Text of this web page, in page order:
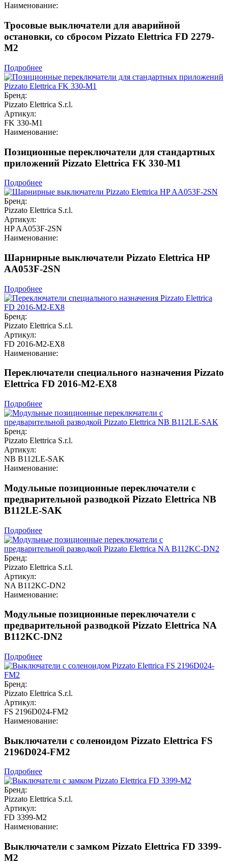
Наименование:
Тросовые выключатели для аварийной
остановки, со сбросом Pizzato Elettrica FD 2279-
M2
Подробнее
Бренд:
Pizzato Elettrica S.r.l.
Артикул:
FK 330-M1
Наименование:
Позиционные переключатели для стандартных
приложений Pizzato Elettrica FK 330-M1
Подробнее
Бренд:
Pizzato Elettrica S.r.l.
Артикул:
HP AA053F-2SN
Наименование:
Шарнирные выключатели Pizzato Elettrica HP
AA053F-2SN
Подробнее
Бренд:
Pizzato Elettrica S.r.l.
Артикул:
FD 2016-M2-EX8
Наименование:
Переключатели специального назначения Pizzato
Elettrica FD 2016-M2-EX8
Подробнее
Бренд:
Pizzato Elettrica S.r.l.
Артикул:
NB B112LE-SAK
Наименование:
Модульные позиционные переключатели с
предварительной разводкой Pizzato Elettrica NB
B112LE-SAK
Подробнее
Бренд:
Pizzato Elettrica S.r.l.
Артикул:
NA B112KC-DN2
Наименование:
Модульные позиционные переключатели с
предварительной разводкой Pizzato Elettrica NA
B112KC-DN2
Подробнее
Бренд:
Pizzato Elettrica S.r.l.
Артикул:
FS 2196D024-FM2
Наименование:
Выключатели с соленоидом Pizzato Elettrica FS
2196D024-FM2
Подробнее
Бренд:
Pizzato Elettrica S.r.l.
Артикул:
FD 3399-M2
Наименование:
Выключатели с замком Pizzato Elettrica FD 3399-
M2